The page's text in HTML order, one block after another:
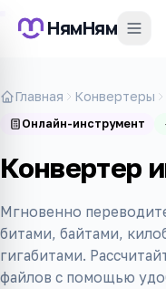
НямНям
Главная Конвертеры
Онлайн-инструмент
Конвертер
Мгновенно
битами, байтами,
гигабитами.
файлов с помощью